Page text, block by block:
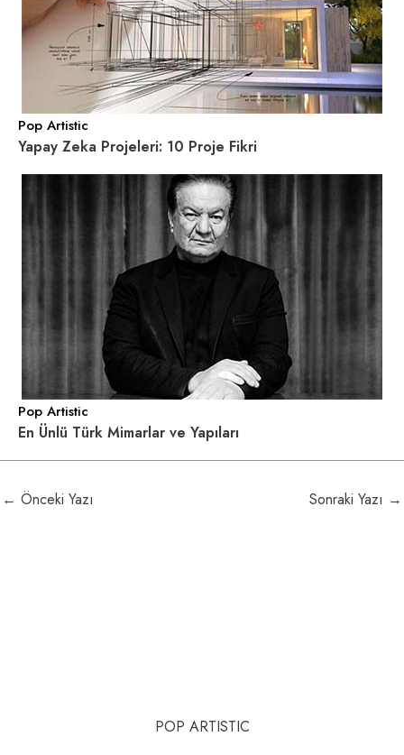
Pop Artistic
Yapay Zeka Projeleri: 10 Proje Fikri
Pop Artistic
En Ünlü Türk Mimarlar ve Yapıları
← Önceki Yazı Sonraki Yazı →
POP ARTISTIC